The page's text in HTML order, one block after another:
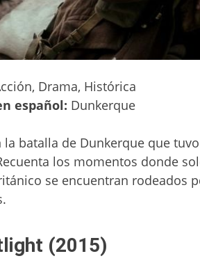
Drama, Histórica
español: Dunkerque
la batalla de Dunkerque que
los momentos donde
se encuentran rodeados
(2015)